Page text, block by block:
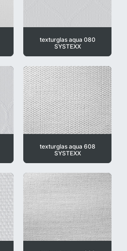
texturglas aqua 080
SYSTEXX
texturglas aqua 608
SYSTEXX